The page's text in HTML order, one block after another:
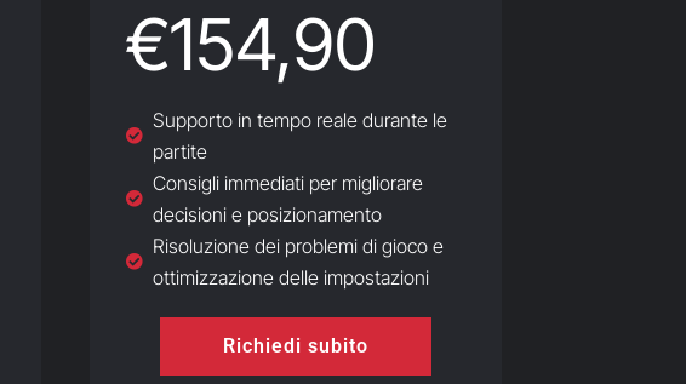
€154,90
Supporto in tempo reale durante le
partite
Consigli immediati per migliorare
decisioni e posizionamento
Risoluzione dei problemi di gioco e
ottimizzazione delle impostazioni
Richiedi subito